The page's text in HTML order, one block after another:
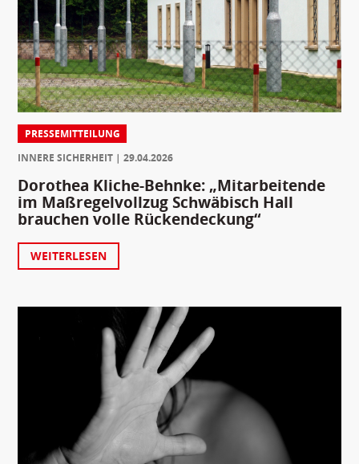
PRESSEMITTEILUNG
INNERE SICHERHEIT
29.04.2026
Dorothea Kliche-Behnke: „Mitarbeitende
im Maßregelvollzug Schwäbisch Hall
brauchen volle Rückendeckung“
WEITERLESEN